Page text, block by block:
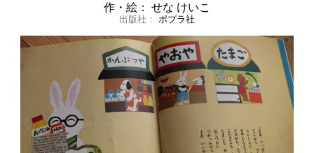
作・絵： せな けいこ
出版社： ポプラ社